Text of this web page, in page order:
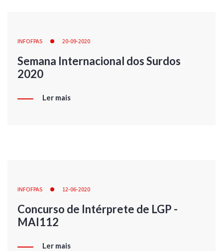
INFOFPAS 20-09-2020
Semana Internacional dos Surdos
2020
Ler mais
INFOFPAS 12-06-2020
Concurso de Intérprete de LGP -
MAI112
Ler mais